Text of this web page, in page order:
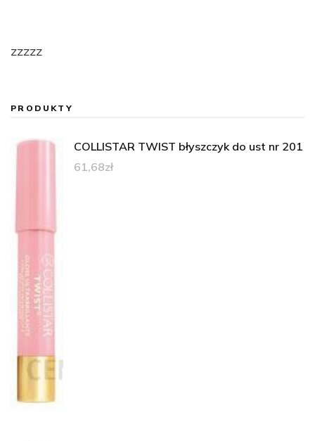
zzzzz
PRODUKTY
COLLISTAR TWIST błyszczyk do ust nr 201
61,68zł